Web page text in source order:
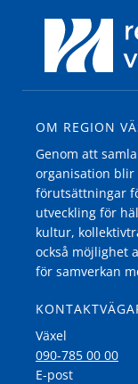
OM REGION
Genom att
organisation blir
förutsättningar
utveckling för
kultur,
också möjlighet
för samverkan
Växel
090-785 00 00
E-post